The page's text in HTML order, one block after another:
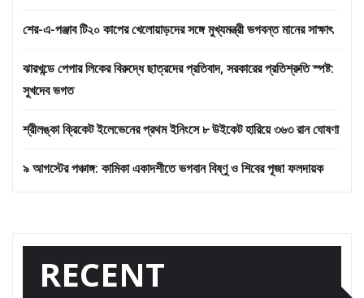
শের-এ-পঞ্জাব টি২০ কাপের খেলোয়াড়দের সঙ্গে মুখ্যমন্ত্রী ভগবন্ত মানের সাক্ষাৎ
ঝারখন্ডে পেপার লিকের বিরুদ্ধে ছাত্রদের প্রতিবাদ, সরকারের প্রতিশ্রুতি স্পষ্ট:
সুখদেব ভগত
শ্রীলঙ্কা ক্রিকেট ইলেভেনের প্রথম ইনিংসে ৮ উইকেট হারিয়ে ৩৬৩ রান ঘোষণা
৯ আগস্টের পঞ্চাঙ্গ: কামিকা একাদশীতে ভগবান বিষ্ণু ও শিবের পূজা ফলদায়ক
RECENT